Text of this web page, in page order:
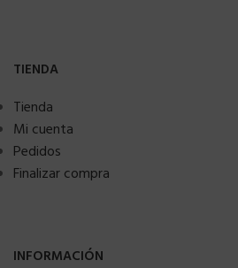
TIENDA
Tienda
Mi cuenta
Pedidos
Finalizar compra
INFORMACIÓN